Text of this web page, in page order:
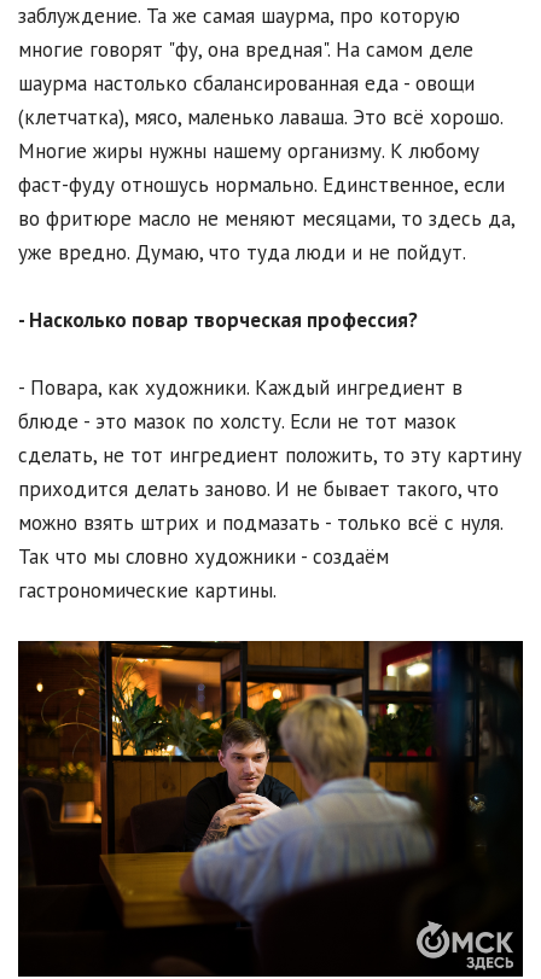
заблуждение. Та же самая шаурма, про которую
многие говорят "фу, она вредная". На самом деле
шаурма настолько сбалансированная еда - овощи
(клетчатка), мясо, маленько лаваша. Это всё хорошо.
Многие жиры нужны нашему организму. К любому
фаст-фуду отношусь нормально. Единственное, если
во фритюре масло не меняют месяцами, то здесь да,
уже вредно. Думаю, что туда люди и не пойдут.
- Насколько повар творческая профессия?
- Повара, как художники. Каждый ингредиент в
блюде - это мазок по холсту. Если не тот мазок
сделать, не тот ингредиент положить, то эту картину
приходится делать заново. И не бывает такого, что
можно взять штрих и подмазать - только всё с нуля.
Так что мы словно художники - создаём
гастрономические картины.